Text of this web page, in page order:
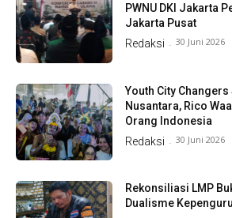
PWNU DKI Jakarta
Jakarta Pusat
Redaksi - 30 Juni 2026
Youth City
Nusantara, Rico
Orang Indonesia
Redaksi - 30 Juni 2026
Rekonsiliasi LMP
Dualisme